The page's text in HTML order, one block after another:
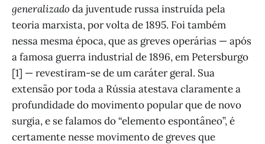
generalizado da juventude russa instruída pela
teoria marxista, por volta de 1895. Foi também
nessa mesma época, que as greves operárias — após
a famosa guerra industrial de 1896, em Petersburgo
[1] — revestiram-se de um caráter geral. Sua
extensão por toda a Rússia atestava claramente a
profundidade do movimento popular que de novo
surgia, e se falamos do “elemento espontâneo”, é
certamente nesse movimento de greves que